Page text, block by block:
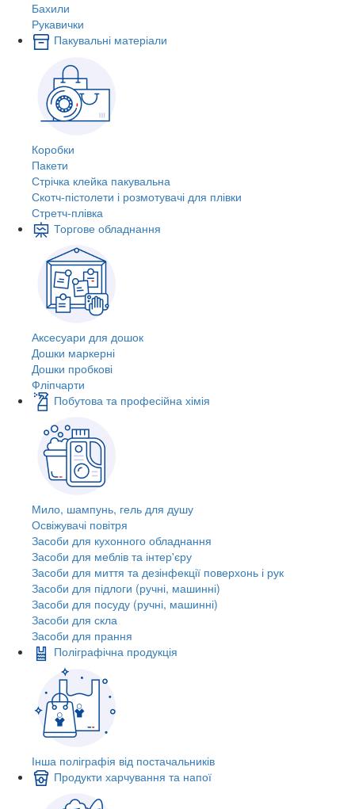
Бахили
Рукавички
Пакувальні матеріали
Коробки
Пакети
Стрічка клейка пакувальна
Скотч-пістолети і розмотувачі для плівки
Стретч-плівка
Торгове обладнання
Аксесуари для дошок
Дошки маркерні
Дошки пробкові
Фліпчарти
Побутова та професійна хімія
Мило, шампунь, гель для душу
Освіжувачі повітря
Засоби для кухонного обладнання
Засоби для меблів та інтер'єру
Засоби для миття та дезінфекції поверхонь і рук
Засоби для підлоги (ручні, машинні)
Засоби для посуду (ручні, машинні)
Засоби для скла
Засоби для прання
Поліграфічна продукція
Інша поліграфія від постачальників
Продукти харчування та напої